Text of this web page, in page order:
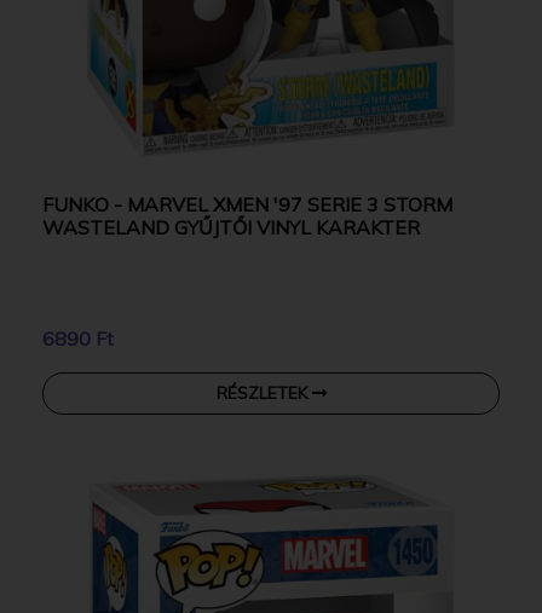
FUNKO - MARVEL XMEN '97 SERIE 3 STORM
WASTELAND GYŰJTŐI VINYL KARAKTER
6890 Ft
RÉSZLETEK